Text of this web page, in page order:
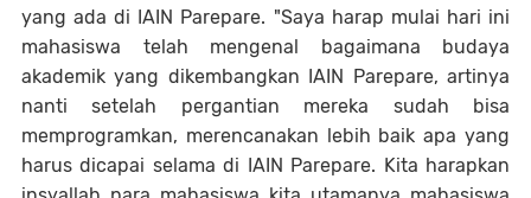
yang ada di IAIN Parepare. "Saya harap mulai hari ini
mahasiswa telah mengenal bagaimana budaya
akademik yang dikembangkan IAIN Parepare, artinya
nanti setelah pergantian mereka sudah bisa
memprogramkan, merencanakan lebih baik apa yang
harus dicapai selama di IAIN Parepare. Kita harapkan